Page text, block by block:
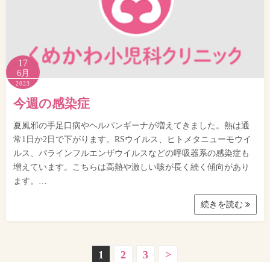
17
6月
2023
今週の感染症
夏風邪の手足口病やヘルパンギーナが増えてきました。熱は通
常1日か2日で下がります。RSウイルス、ヒトメタニューモウイ
ルス、パラインフルエンザウイルスなどの呼吸器系の感染症も
増えています。こちらは高熱や激しい咳が長く続く傾向があり
ます。…
続きを読む
1 2 3 >